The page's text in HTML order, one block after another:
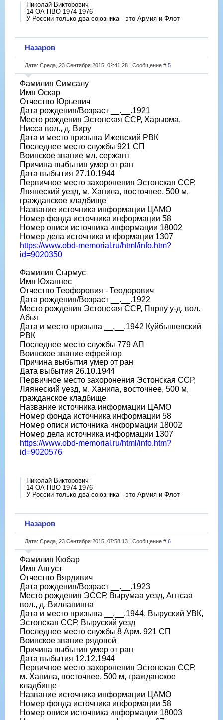
Николай Викторович
14 ОА ПВО 1974-1976
У России только два союзника - это Армия и Флот
Назаров
Дата: Среда, 23 Сентября 2015, 02:41:28 | Сообщение # 5
Фамилия Симсалу
Имя Оскар
Отчество Юрьевич
Дата рождения/Возраст __.__.1921
Место рождения Эстонская ССР, Харьюма,
Нисса вол., д. Виру
Дата и место призыва Ижевский РВК
Последнее место службы 921 СП
Воинское звание мл. сержант
Причина выбытия умер от ран
Дата выбытия 27.10.1944
Первичное место захоронения Эстонская ССР,
Ляянеский уезд, м. Ханила, восточнее, 500 м,
гражданское кладбище
Название источника информации ЦАМО
Номер фонда источника информации 58
Номер описи источника информации 18002
Номер дела источника информации 1307
https://www.obd-memorial.ru/html/info.htm?
id=9020350
Фамилия Сырмус
Имя Юханнес
Отчество Теофоровия - Теодорович
Дата рождения/Возраст __.__.1922
Место рождения Эстонская ССР, Пярну у-д, вол.
Абья
Дата и место призыва __.__.1942 Куйбышевский
РВК
Последнее место службы 779 АП
Воинское звание ефрейтор
Причина выбытия умер от ран
Дата выбытия 26.10.1944
Первичное место захоронения Эстонская ССР,
Ляянеский уезд, м. Ханила, восточнее, 500 м,
гражданское кладбище
Название источника информации ЦАМО
Номер фонда источника информации 58
Номер описи источника информации 18002
Номер дела источника информации 1307
https://www.obd-memorial.ru/html/info.htm?
id=9020576
Николай Викторович
14 ОА ПВО 1974-1976
У России только два союзника - это Армия и Флот
Назаров
Дата: Среда, 23 Сентября 2015, 07:58:13 | Сообщение # 6
Фамилия Кюбар
Имя Август
Отчество Вярдивич
Дата рождения/Возраст __.__.1923
Место рождения ЭССР, Вырумаа уезд, Антсаа
вол., д. Вилланинна
Дата и место призыва __.__.1944, Выруский УВК,
Эстонская ССР, Выруский уезд
Последнее место службы 8 Арм. 921 СП
Воинское звание рядовой
Причина выбытия умер от ран
Дата выбытия 12.12.1944
Первичное место захоронения Эстонская ССР,
м. Ханила, восточнее, 500 м, гражданское
кладбище
Название источника информации ЦАМО
Номер фонда источника информации 58
Номер описи источника информации 18003